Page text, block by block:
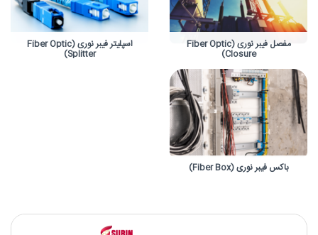
مفصل فیبر نوری (Fiber Optic
Closure)
اسپلیتر فیبر نوری (Fiber Optic
Splitter)
باکس فیبر نوری (Fiber Box)